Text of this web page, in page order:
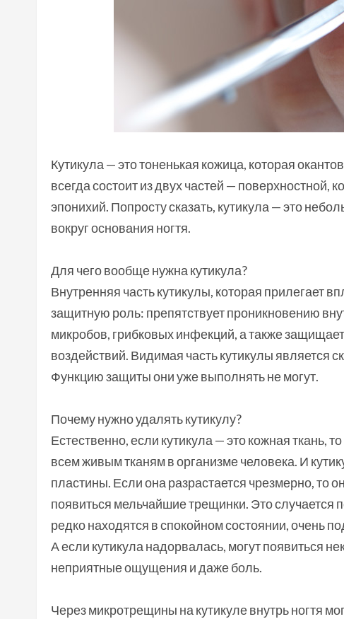
Кутикула — это тоненькая кожица, которая
всегда состоит из двух частей — поверхностной,
эпонихий. Попросту сказать, кутикула — это
вокруг основания ногтя.
Для чего вообще нужна кутикула?
Внутренняя часть кутикулы, которая прилегает
защитную роль: препятствует проникновению
микробов, грибковых инфекций, а также
воздействий. Видимая часть кутикулы является
Функцию защиты они уже выполнять не могут.
Почему нужно удалять кутикулу?
Естественно, если кутикула — это кожная ткань,
всем живым тканям в организме человека. И
пластины. Если она разрастается чрезмерно, то
появиться мельчайшие трещинки. Это случается
редко находятся в спокойном состоянии, очень
А если кутикула надорвалась, могут появиться
неприятные ощущения и даже боль.
Через микротрещины на кутикуле внутрь ногтя